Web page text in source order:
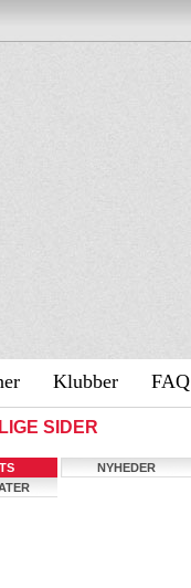
Klubber FAQ
SIDER
NYHEDER